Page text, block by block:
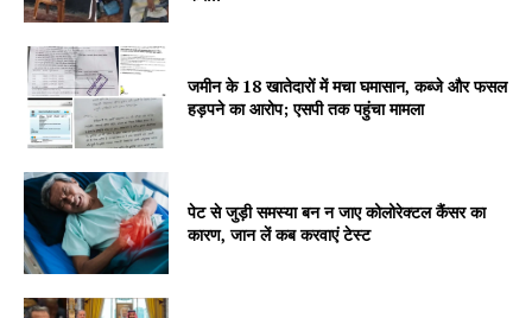
Subscription Plans
My account
जमीन के 18 खातेदारों में मचा घमासान, कब्जे और फसल
हड़पने का आरोप; एसपी तक पहुंचा मामला
पेट से जुड़ी समस्या बन न जाए कोलोरेक्टल कैंसर का
कारण, जान लें कब करवाएं टेस्ट